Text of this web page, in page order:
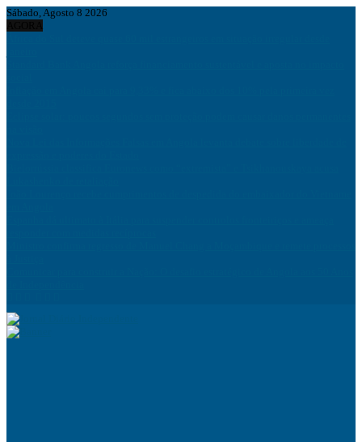
Sábado, Agosto 8 2026